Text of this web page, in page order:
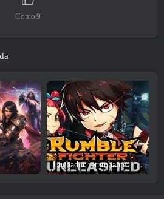
Como 9
Luchador retumbante